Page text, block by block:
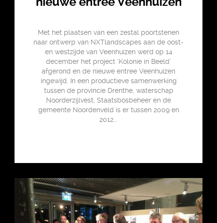
Met het plaatsen van een zestal poortstenen
naar ontwerp van NXTlandscapes aan de oost-
en westzijde van Veenhuizen werd op 14
december het project ‘Kolonie in Beeld’
afgerond en de nieuwe entree Veenhuizen
ingewijd. In een productieve samenwerking
tussen de provincie Drenthe, waterschap
Noorderzijlvest, Staatsbosbeheer en de
gemeente Noordenveld is er tussen 2009 en
2012...